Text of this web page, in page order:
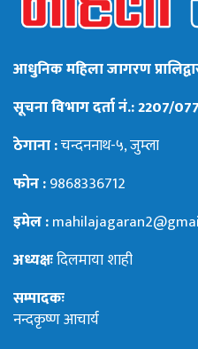
आधुनिक महिला जागरण
सूचना विभाग दर्ता नं.: 2207/
ठेगाना :चन्दननाथ-५, जुम्ला
फोन :9868336712
इमेल :
अध्यक्षःदिलमाया शाही
सम्पादकः
नन्दकृष्ण आचार्य